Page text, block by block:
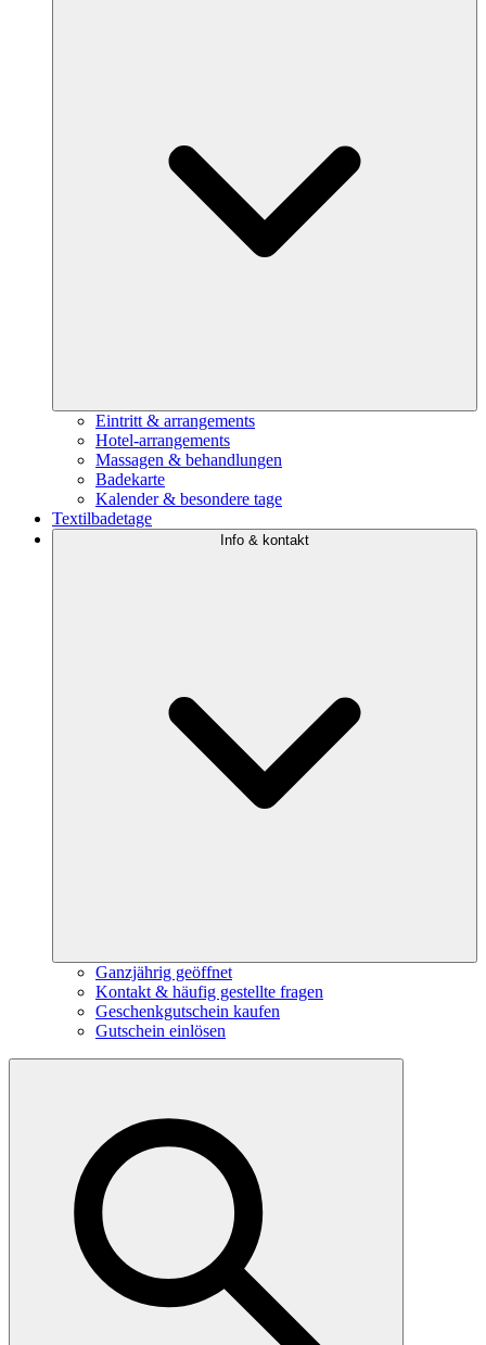
Eintritt & arrangements
Hotel-arrangements
Massagen & behandlungen
Badekarte
Kalender & besondere tage
Textilbadetage
Info & kontakt
Ganzjährig geöffnet
Kontakt & häufig gestellte fragen
Geschenkgutschein kaufen
Gutschein einlösen